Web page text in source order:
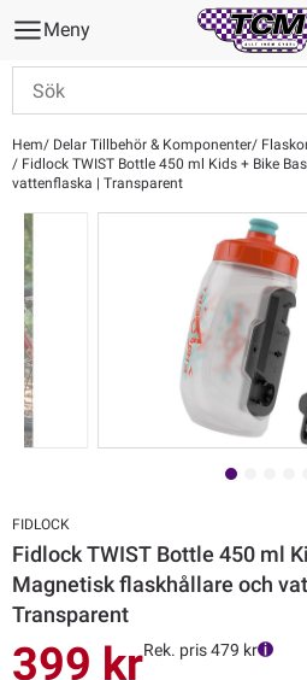
Meny
Hem Delar Tillbehör & Komponenter
Fidlock TWIST Bottle 450 ml Kids + Bike
vattenflaska | Transparent
FIDLOCK
Fidlock TWIST Bottle 450 ml
Magnetisk flaskhållare och
Transparent
399 krRek. pris 479 kr